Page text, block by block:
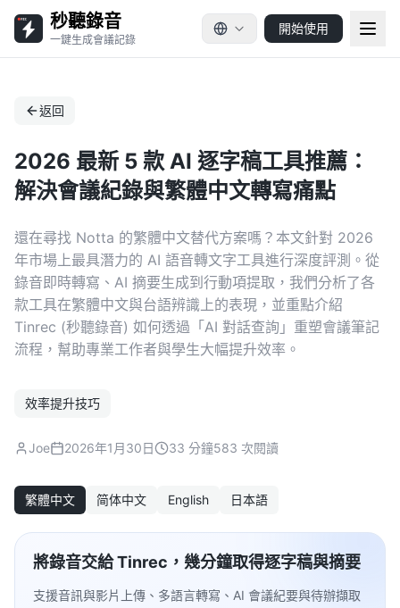
秒聽錄音
一鍵生成會議記錄
開始使用
返回
2026 最新 5 款 AI 逐字稿工具推薦：
解決會議紀錄與繁體中文轉寫痛點
還在尋找 Notta 的繁體中文替代方案嗎？本文針對 2026
年市場上最具潛力的 AI 語音轉文字工具進行深度評測。從
錄音即時轉寫、AI 摘要生成到行動項提取，我們分析了各
款工具在繁體中文與台語辨識上的表現，並重點介紹
Tinrec (秒聽錄音) 如何透過「AI 對話查詢」重塑會議筆記
流程，幫助專業工作者與學生大幅提升效率。
效率提升技巧
Joe 2026年1月30日 33 分鐘583 次閱讀
繁體中文 简体中文 English 日本語
將錄音交給 Tinrec，幾分鐘取得逐字稿與摘要
支援音訊與影片上傳、多語言轉寫、AI 會議紀要與待辦擷取